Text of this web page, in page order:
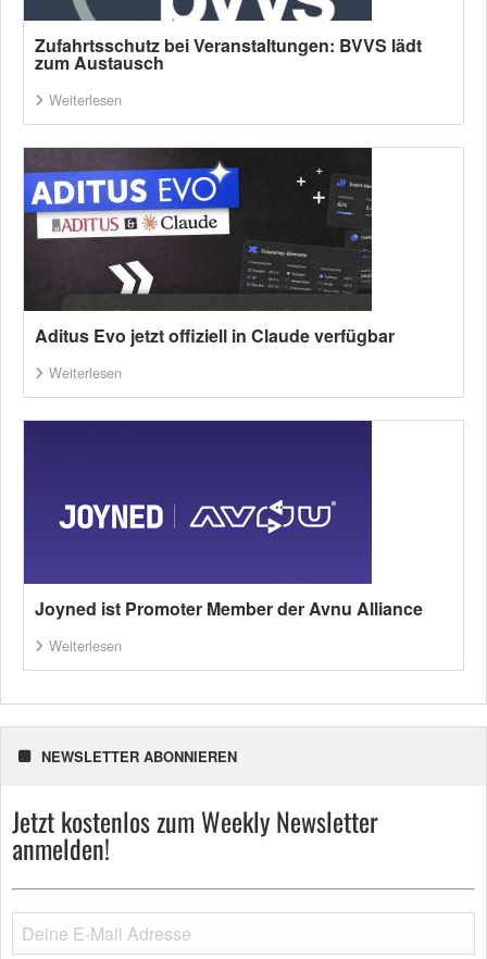
Zufahrtsschutz bei Veranstaltungen: BVVS lädt
zum Austausch
Weiterlesen
Aditus Evo jetzt offiziell in Claude verfügbar
Weiterlesen
Joyned ist Promoter Member der Avnu Alliance
Weiterlesen
NEWSLETTER ABONNIEREN
Jetzt kostenlos zum Weekly Newsletter
anmelden!